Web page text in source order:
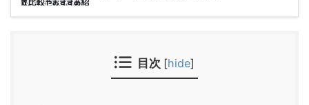
目次 [hide]